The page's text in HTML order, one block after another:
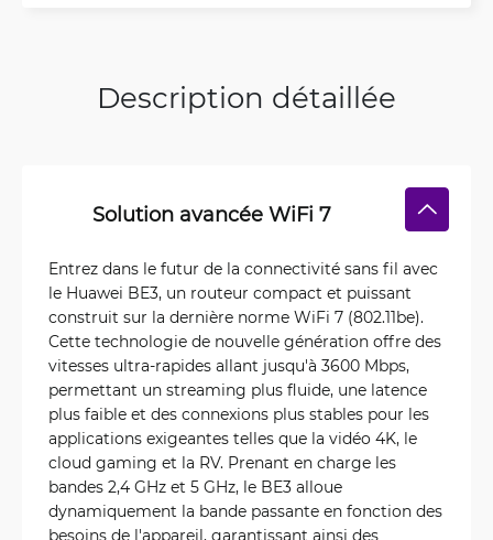
Description détaillée
Solution avancée WiFi 7
Entrez dans le futur de la connectivité sans fil avec
le Huawei BE3, un routeur compact et puissant
construit sur la dernière norme WiFi 7 (802.11be).
Cette technologie de nouvelle génération offre des
vitesses ultra-rapides allant jusqu'à 3600 Mbps,
permettant un streaming plus fluide, une latence
plus faible et des connexions plus stables pour les
applications exigeantes telles que la vidéo 4K, le
cloud gaming et la RV. Prenant en charge les
bandes 2,4 GHz et 5 GHz, le BE3 alloue
dynamiquement la bande passante en fonction des
besoins de l'appareil, garantissant ainsi des